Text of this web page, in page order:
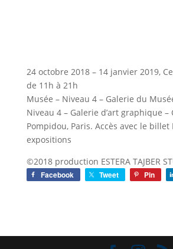
24 octobre 2018 – 14 janvier 2019,
de 11h à 21h
Musée – Niveau 4 – Galerie du
Niveau 4 – Galerie d’art graphique –
Pompidou, Paris. Accès avec le billet
expositions
©2018 production ESTERA TAJBER
Facebook Tweet Pin